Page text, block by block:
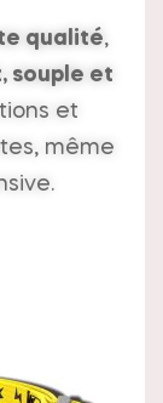
qualité,
souple et
et
même